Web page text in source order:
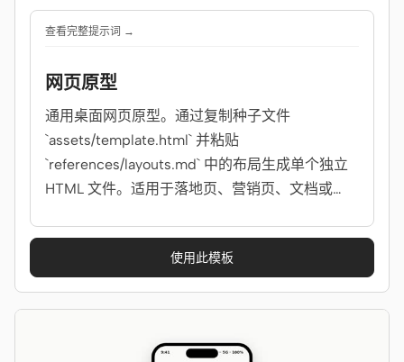
贡献者 大使
Discord
X
查看完整提示词 →
网页原型
通用桌面网页原型。通过复制种子文件
`assets/template.html` 并粘贴
`references/layouts.md` 中的布局生成单个独立
HTML 文件。适用于落地页、营销页、文档或
使用此模板